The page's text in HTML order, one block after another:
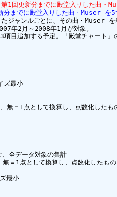
1回更新分までに殿堂入りした曲・
までに殿堂入りした曲・Muser を
ジャンルごとに、その曲・Muser を
年2月～2008年1月が対象。
目追加する予定。「殿堂チャート」
ズ最小
＝1点として換算し、点数化したも
全データ対象の集計
＝1点として換算し、点数化したもの
最小